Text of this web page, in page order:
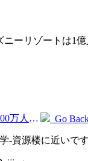
ニーリゾートは1
Prev:深圳空港の今年の旅客数は300万人を超え、同期間の新記録を樹立した。 Go
-資源楼に近いです